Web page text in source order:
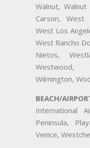
Walnut,
Carson, West
West Los
West Rancho
Nietos,
Westwood,
Wilmington,
BEACH/
International
Peninsula,
Venice,